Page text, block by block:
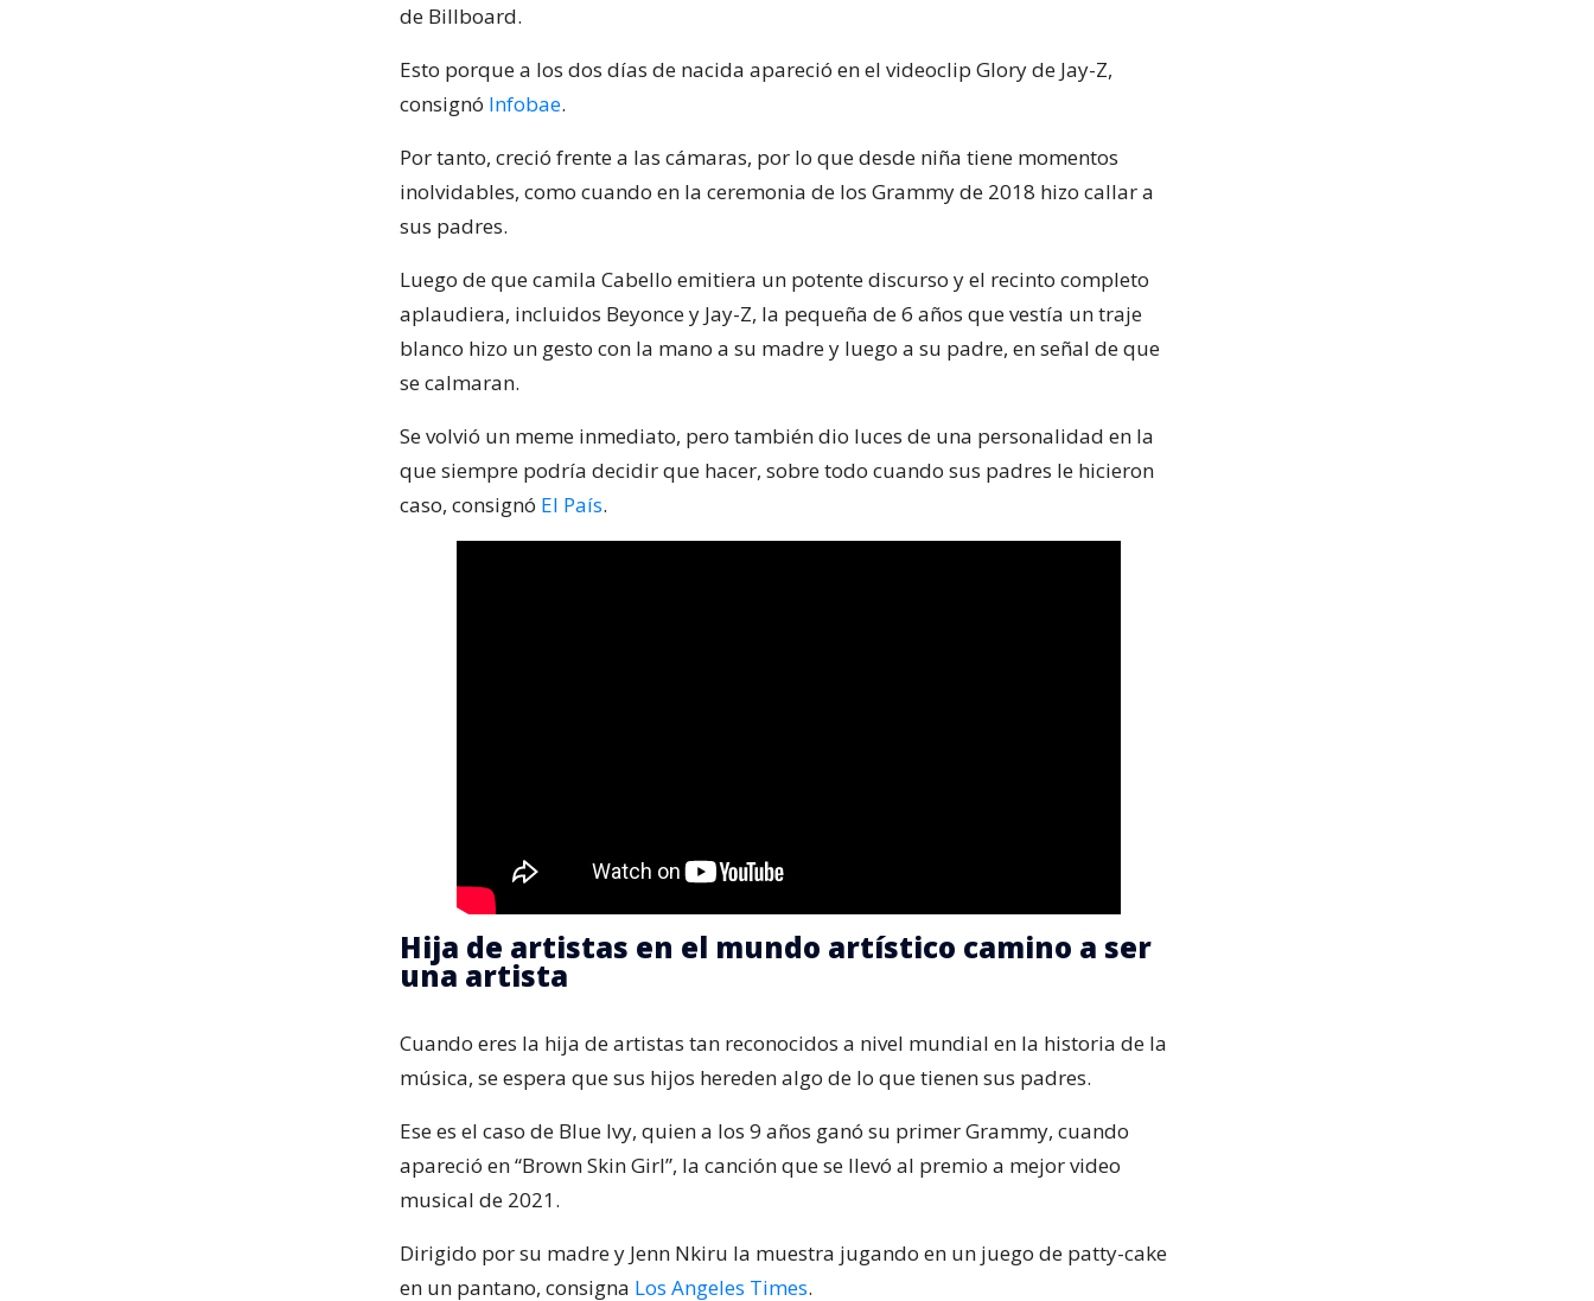
de Billboard.
Esto porque a los dos días de nacida apareció en el videoclip Glory de Jay-Z,
consignó Infobae.
Por tanto, creció frente a las cámaras, por lo que desde niña tiene momentos
inolvidables, como cuando en la ceremonia de los Grammy de 2018 hizo callar a
sus padres.
Luego de que camila Cabello emitiera un potente discurso y el recinto completo
aplaudiera, incluidos Beyonce y Jay-Z, la pequeña de 6 años que vestía un traje
blanco hizo un gesto con la mano a su madre y luego a su padre, en señal de que
se calmaran.
Se volvió un meme inmediato, pero también dio luces de una personalidad en la
que siempre podría decidir que hacer, sobre todo cuando sus padres le hicieron
caso, consignó El País.
Hija de artistas en el mundo artístico camino a ser
una artista
Cuando eres la hija de artistas tan reconocidos a nivel mundial en la historia de la
música, se espera que sus hijos hereden algo de lo que tienen sus padres.
Ese es el caso de Blue Ivy, quien a los 9 años ganó su primer Grammy, cuando
apareció en “Brown Skin Girl”, la canción que se llevó al premio a mejor video
musical de 2021.
Dirigido por su madre y Jenn Nkiru la muestra jugando en un juego de patty-cake
en un pantano, consigna Los Angeles Times.